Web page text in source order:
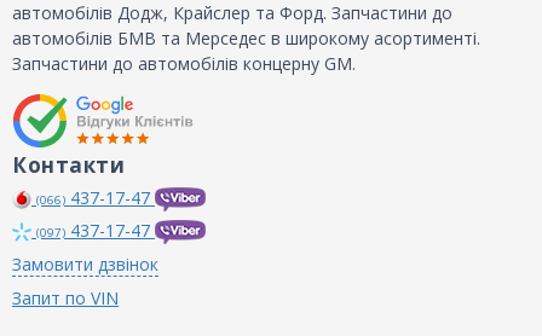
автомобілів Додж, Крайслер та Форд. Запчастини до
автомобілів БМВ та Мерседес в широкому асортименті.
Запчастини до автомобілів концерну GM.
Контакти
(066) 437-17-47
(097) 437-17-47
Замовити дзвінок
Запит по VIN